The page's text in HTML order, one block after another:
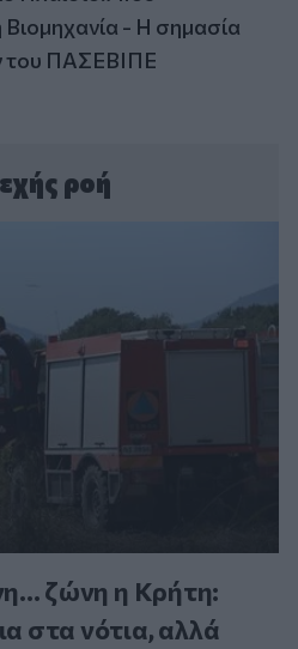
Βιομηχανία - Η σημασία
του ΠΑΣΕΒΙΠΕ
ροή
ζώνη η Κρήτη:
στα νότια, αλλά